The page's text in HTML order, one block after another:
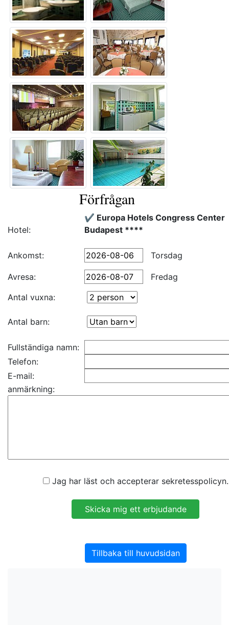
Förfrågan
Hotel:
✔️ Europa Hotels Congress Center
Budapest ****
Ankomst: Torsdag
Avresa:
Fredag
Antal vuxna:
Antal barn:
Fullständiga namn:
Telefon:
E-mail:
anmärkning:
Jag har läst och accepterar sekretesspolicyn.
Tillbaka till huvudsidan